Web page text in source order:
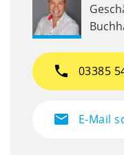
phone 03385
mail E-Mail